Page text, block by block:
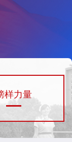
样力量